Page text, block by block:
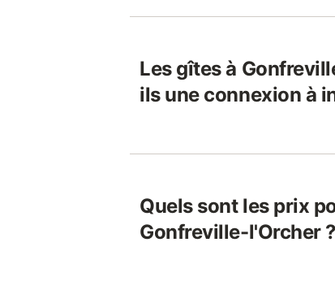
Les gîtes à
ils une connexion à
Quels sont les prix
Gonfreville-l'Orcher ?